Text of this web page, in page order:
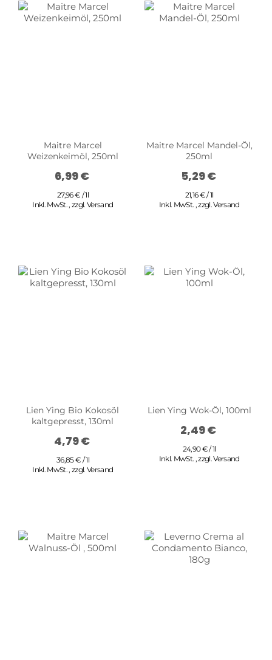
Maitre Marcel
Weizenkeimöl, 250ml
6,99 €
27,96 € / 1l
Inkl. MwSt. ,zzgl.Versand
Maitre Marcel Mandel-Öl,
250ml
5,29 €
21,16 € / 1l
Inkl. MwSt. ,zzgl.Versand
Lien Ying Bio Kokosöl
kaltgepresst, 130ml
4,79 €
36,85 € / 1l
Inkl. MwSt. ,zzgl.Versand
Lien Ying Wok-Öl, 100ml
2,49 €
24,90 € / 1l
Inkl. MwSt. ,zzgl.Versand